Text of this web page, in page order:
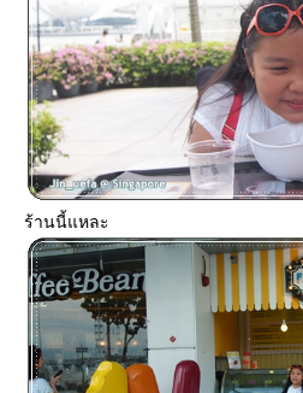
ร้านนี้แหละ